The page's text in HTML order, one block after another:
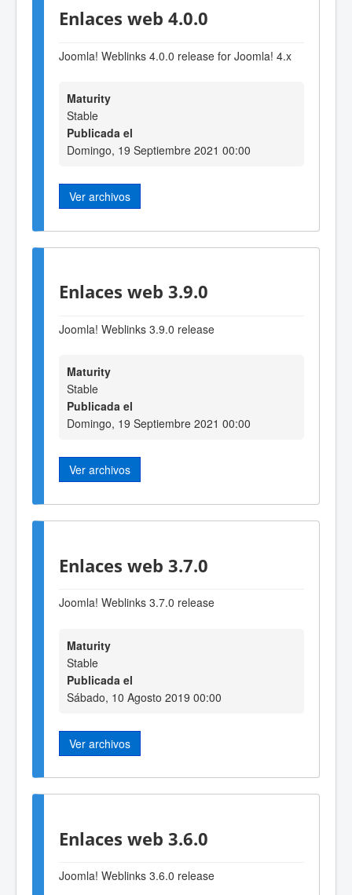
Enlaces web 4.0.0
Joomla! Weblinks 4.0.0 release for Joomla! 4.x
Maturity
Stable
Publicada el
Domingo, 19 Septiembre 2021 00:00
Ver archivos
Enlaces web 3.9.0
Joomla! Weblinks 3.9.0 release
Maturity
Stable
Publicada el
Domingo, 19 Septiembre 2021 00:00
Ver archivos
Enlaces web 3.7.0
Joomla! Weblinks 3.7.0 release
Maturity
Stable
Publicada el
Sábado, 10 Agosto 2019 00:00
Ver archivos
Enlaces web 3.6.0
Joomla! Weblinks 3.6.0 release